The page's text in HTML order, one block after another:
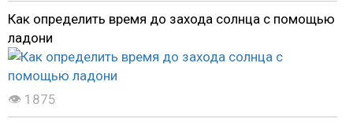
Как определить время до захода солнца с помощью
ладони
👁 1875